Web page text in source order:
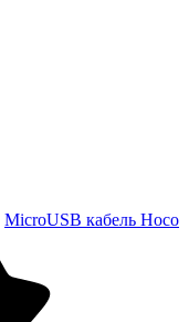
MicroUSB кабель Hoco